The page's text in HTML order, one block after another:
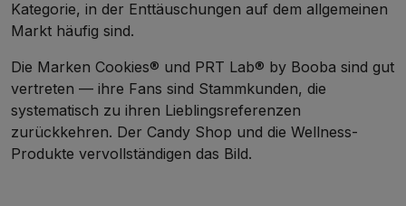
Kategorie, in der Enttäuschungen auf dem allgemeinen
Markt häufig sind.
Die Marken Cookies® und PRT Lab® by Booba sind gut
vertreten — ihre Fans sind Stammkunden, die
systematisch zu ihren Lieblingsreferenzen
zurückkehren. Der Candy Shop und die Wellness-
Produkte vervollständigen das Bild.